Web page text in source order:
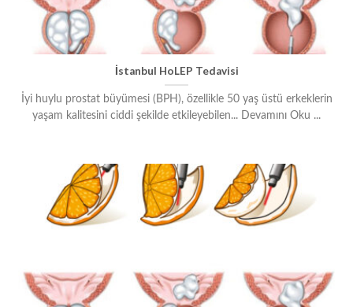
İstanbul HoLEP Tedavisi
İyi huylu prostat büyümesi (BPH), özellikle 50 yaş üstü erkeklerin
yaşam kalitesini ciddi şekilde etkileyebilen... Devamını Oku ...